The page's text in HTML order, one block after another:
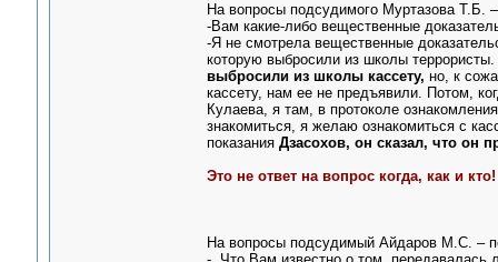
На вопросы подсудимого Муртазова
-Вам какие-либо вещественные
-Я не смотрела вещественные
которую выбросили из школы террористы.
выбросили из школы кассету, но, к
кассету, нам ее не предъявили. Потом,
Кулаева, я там, в протоколе
знакомиться, я желаю ознакомиться с
показания Дзасохов, он сказал, что он
Это не ответ на вопрос когда, как и кто!
На вопросы подсудимый Айдаров М.С. –